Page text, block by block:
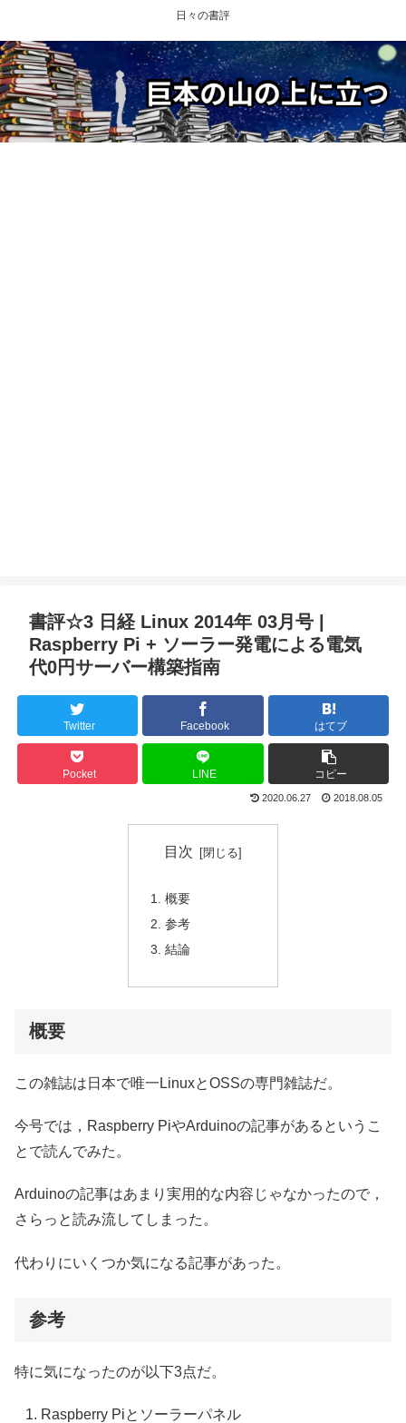
日々の書評
書評☆3 日経 Linux 2014年 03月号 |
Raspberry Pi + ソーラー発電による電気
代0円サーバー構築指南
Twitter Facebook はてブ
Pocket LINE コピー
2020.06.27 2018.08.05
目次
概要
参考
結論
概要
この雑誌は日本で唯一LinuxとOSSの専門雑誌だ。
今号では，Raspberry PiやArduinoの記事があるというこ
とで読んでみた。
Arduinoの記事はあまり実用的な内容じゃなかったので，
さらっと読み流してしまった。
代わりにいくつか気になる記事があった。
参考
特に気になったのが以下3点だ。
Raspberry Piとソーラーパネル